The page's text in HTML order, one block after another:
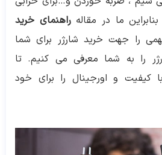
ما در مقالهراهنمای خرید
را جهت خرید شارژر برای شما
را به شما معرفی می کنیم. تا
کیفیت و اورجینال را برای خود